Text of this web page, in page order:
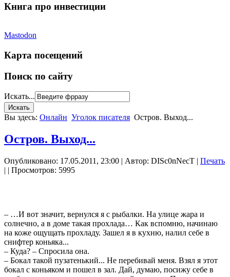
Книга про инвестиции
Mastodon
Карта посещений
Поиск по сайту
Искать...
Вы здесь: Онлайн Уголок писателя Остров. Выход...
Остров. Выход...
Опубликовано: 17.05.2011, 23:00 | Автор: DISc0nNecT | Печать
| | Просмотров: 5995
– …И вот значит, вернулся я с рыбалки. На улице жара и
солнечно, а в доме такая прохлада… Как вспомню, начинаю
на коже ощущать прохладу. Зашел я в кухню, налил себе в
снифтер коньяка...
– Куда? – Спросила она.
– Бокал такой пузатенький... Не перебивай меня. Взял я этот
бокал с коньяком и пошел в зал. Дай, думаю, посижу себе в